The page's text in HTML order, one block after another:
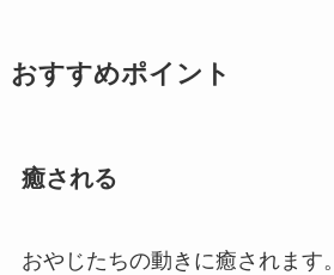
おすすめポイント
癒される
おやじたちの動きに癒されます。